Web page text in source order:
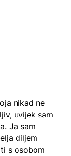
nikad ne
uvijek sam
Ja sam
diljem
s osobom